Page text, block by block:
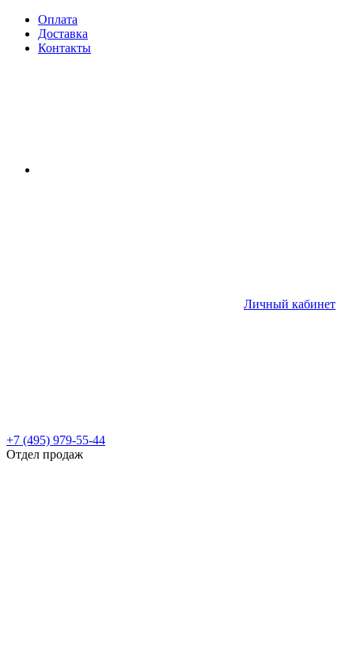
Оплата
Доставка
Контакты
Личный кабинет
+7 (495) 979-55-44
Отдел продаж